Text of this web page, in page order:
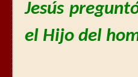
Jesús
el Hijo del